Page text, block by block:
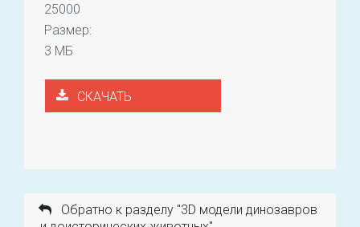
25000
Размер:
3 МБ
СКАЧАТЬ
Обратно к разделу "3D модели динозавров